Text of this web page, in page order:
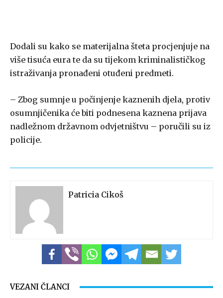
Dodali su kako se materijalna šteta procjenjuje na
više tisuća eura te da su tijekom kriminalističkog
istraživanja pronađeni otuđeni predmeti.
– Zbog sumnje u počinjenje kaznenih djela, protiv
osumnjičenika će biti podnesena kaznena prijava
nadležnom državnom odvjetništvu – poručili su iz
policije.
Patricia Cikoš
VEZANI ČLANCI